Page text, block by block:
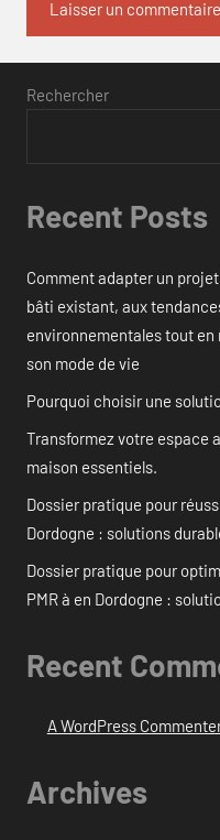
Rechercher
Recent Posts
Comment adapter un
bâti existant, aux
environnementales tout
son mode de vie
Pourquoi choisir une
Transformez votre espace
maison essentiels.
Dossier pratique pour
Dordogne : solutions
Dossier pratique pour
PMR à en Dordogne :
Recent
A WordPress
Archives